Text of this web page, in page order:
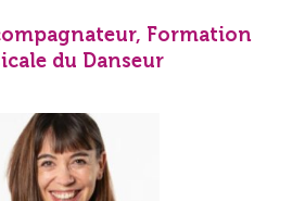
Formation
du Danseur